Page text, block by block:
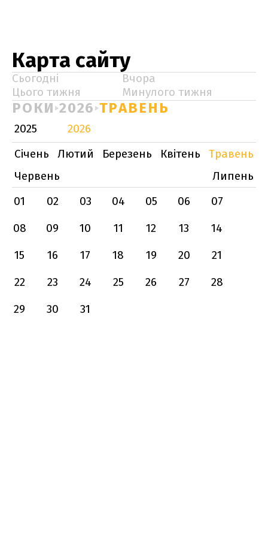
Карта сайту
Сьогодні
Вчора
Цього тижня
Минулого тижня
РОКИ 2026 ТРАВЕНЬ
2025
2026
Січень
Лютий Березень Квітень
Травень
Червень
Липень
01
02 03 04 05 06
07
08
09 10 11 12 13
14
15
16 17 18 19 20
21
22
23 24 25 26 27
28
29
30 31